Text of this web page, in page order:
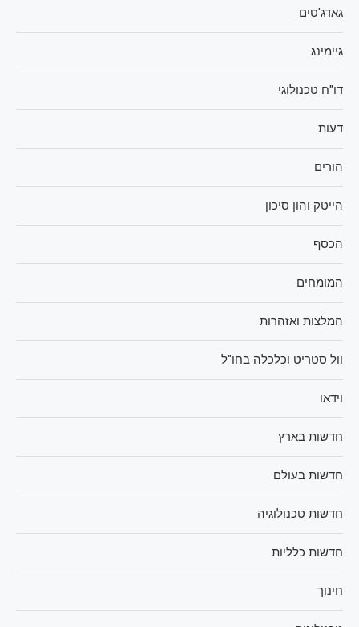
גאדג'טים
גיימינג
דו"ח טכנולוגי
דעות
הורים
הייטק והון סיכון
הכסף
המומחים
המלצות ואזהרות
וול סטריט וכלכלה בחו"ל
וידאו
חדשות בארץ
חדשות בעולם
חדשות טכנולוגיה
חדשות כלליות
חינוך